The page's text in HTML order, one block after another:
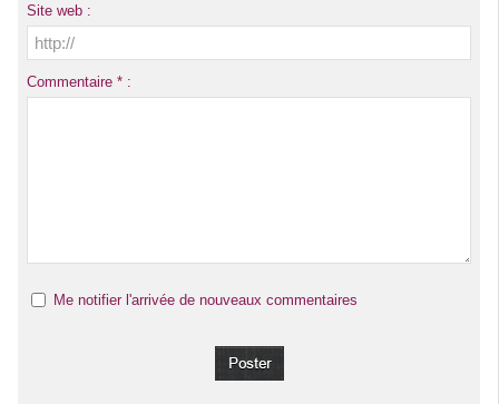
Site web :
Commentaire * :
Me notifier l'arrivée de nouveaux commentaires